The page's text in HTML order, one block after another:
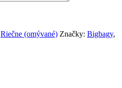
Riečne (omývané) Značky: Bigbagy,